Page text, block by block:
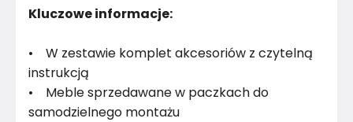
Kluczowe informacje:
• W zestawie komplet akcesoriów z czytelną
instrukcją
• Meble sprzedawane w paczkach do
samodzielnego montażu